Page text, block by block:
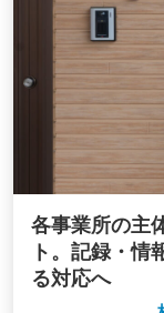
各事業所の主
ト。記録・情
る対応へ